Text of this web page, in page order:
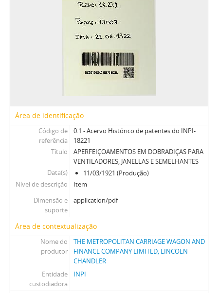
Área de identificação
Código de
referência
0.1 - Acervo Histórico de patentes do INPI-
18221
Título
APERFEIÇOAMENTOS EM DOBRADIÇAS PARA
VENTILADORES, JANELLAS E SEMELHANTES
Data(s)
11/03/1921 (Produção)
Nível de descrição
Item
Dimensão e
suporte
application/pdf
Área de contextualização
Nome do
produtor
THE METROPOLITAN CARRIAGE WAGON AND
FINANCE COMPANY LIMITED; LINCOLN
CHANDLER
Entidade
custodiadora
INPI